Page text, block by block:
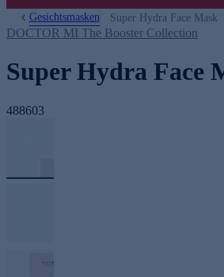
Gesichtsmasken Super Hydra Face Mask
DOCTOR MI The Booster Collection
Super Hydra Face
488603